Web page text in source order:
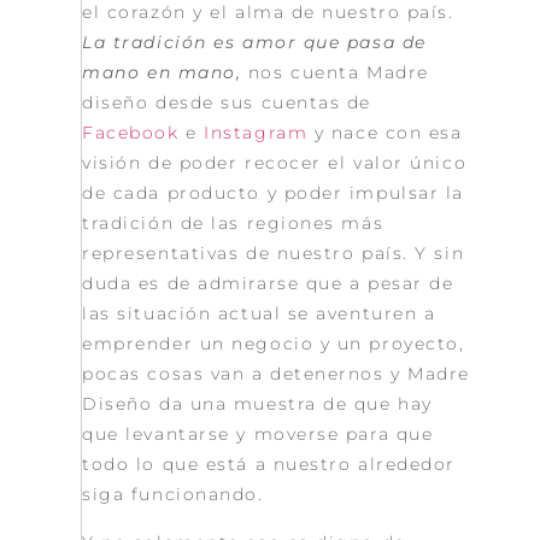
el corazón y el alma de nuestro país.
La tradición es amor que pasa de
mano en mano, nos cuenta Madre
diseño desde sus cuentas de
Facebook e Instagram y nace con esa
visión de poder recocer el valor único
de cada producto y poder impulsar la
tradición de las regiones más
representativas de nuestro país. Y sin
duda es de admirarse que a pesar de
las situación actual se aventuren a
emprender un negocio y un proyecto,
pocas cosas van a detenernos y Madre
Diseño da una muestra de que hay
que levantarse y moverse para que
todo lo que está a nuestro alrededor
siga funcionando.